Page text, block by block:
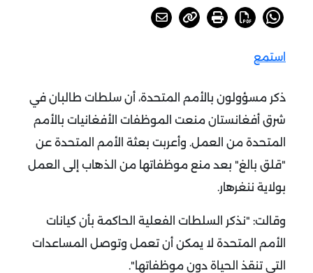
استمع
ذكر مسؤولون بالأمم المتحدة، أن سلطات طالبان في
شرق أفغانستان منعت الموظفات الأفغانيات بالأمم
المتحدة من العمل. وأعربت بعثة الأمم المتحدة عن
"قلق بالغ" بعد منع موظفاتها من الذهاب إلى العمل
بولاية ننغرهار.
وقالت: "نذكر السلطات الفعلية الحاكمة بأن كيانات
الأمم المتحدة لا يمكن أن تعمل وتوصل المساعدات
التي تنقذ الحياة دون موظفاتها".